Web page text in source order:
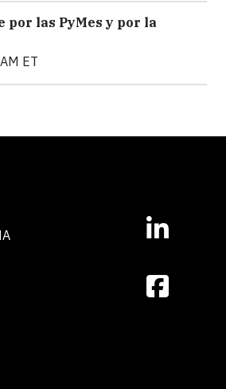
por las PyMes y por la
ET